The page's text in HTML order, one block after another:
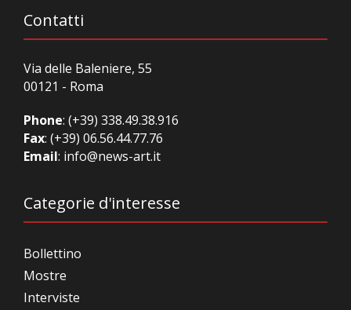
Contatti
Via delle Baleniere, 55
00121 - Roma
Phone: (+39) 338.49.38.916
Fax: (+39) 06.56.44.77.76
Email: info@news-art.it
Categorie d'interesse
Bollettino
Mostre
Interviste